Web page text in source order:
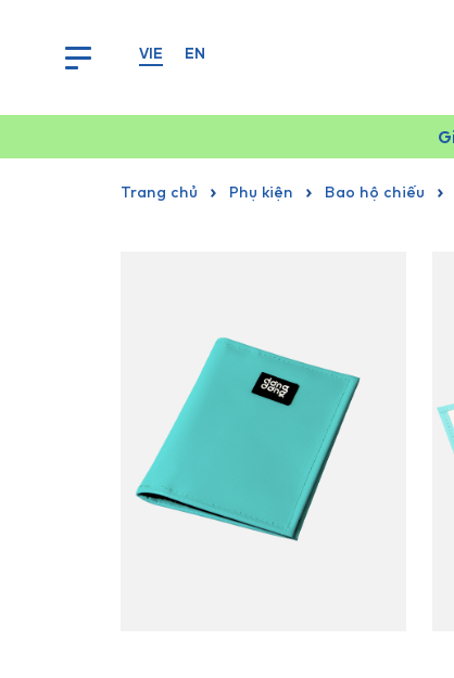
VIE EN
Trang chủ Phụ kiện Bao hộ chiếu